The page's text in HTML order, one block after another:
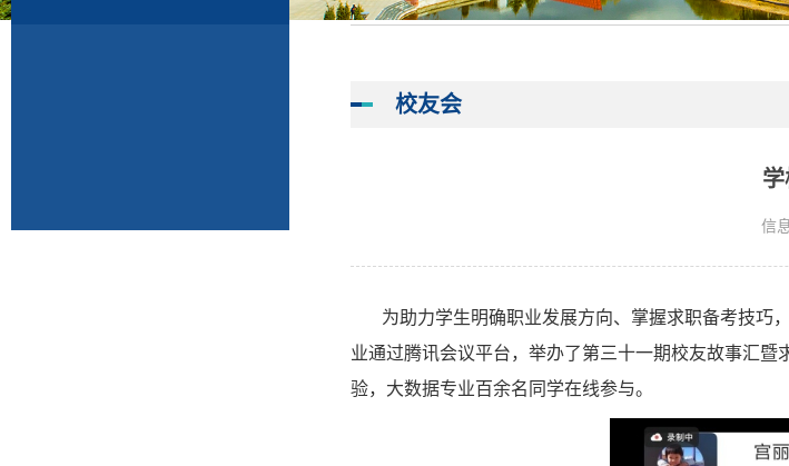
校友会
信
为助力学生明确职业发展方向、掌握求职备考技巧
业通过腾讯会议平台，举办了第三十一期校友故事汇
验，大数据专业百余名同学在线参与。